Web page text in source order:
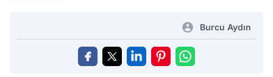
Burcu Aydın